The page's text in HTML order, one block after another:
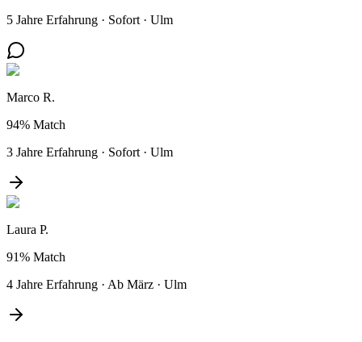
5 Jahre Erfahrung · Sofort · Ulm
Marco R.
94% Match
3 Jahre Erfahrung · Sofort · Ulm
Laura P.
91% Match
4 Jahre Erfahrung · Ab März · Ulm